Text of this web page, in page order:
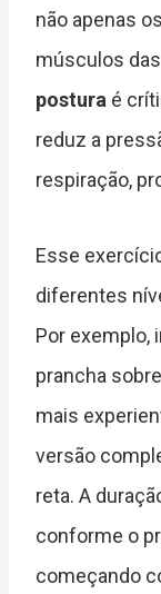
não apenas
músculos
postura é
reduz a
respiração,
Esse
diferentes
Por exemplo,
prancha
mais
versão
reta. A
conforme o
começando